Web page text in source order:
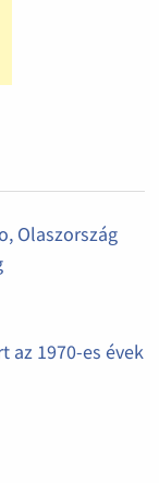
Olaszország
az 1970-es évek